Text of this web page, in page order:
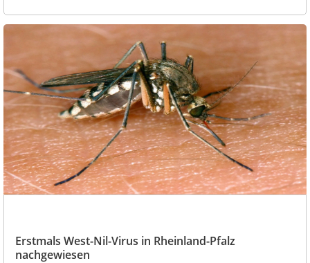
Erstmals West-Nil-Virus in Rheinland-Pfalz
nachgewiesen